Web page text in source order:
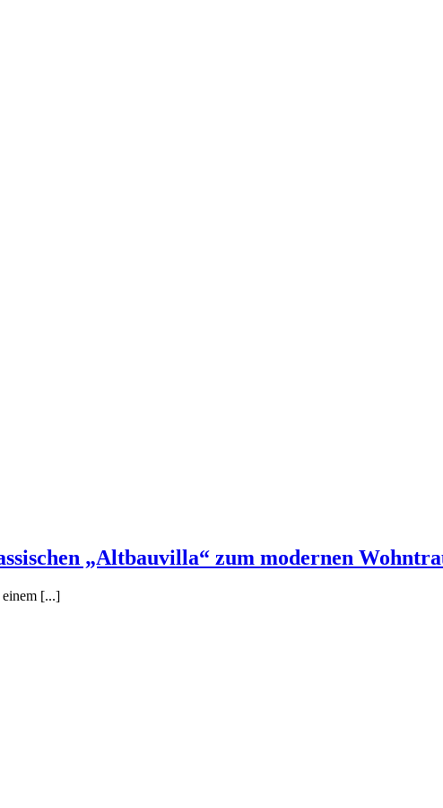
„Altbauvilla“ zum modernen
einem [...]